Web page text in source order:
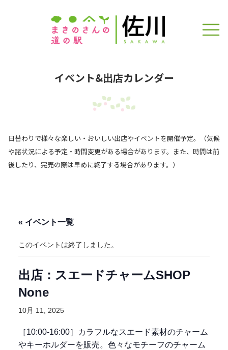
イベント&出店カレンダー
日替わりで様々な楽しい・おいしい出店やイベントを開催予定。（気候
や諸状況による予定・時間変更がある場合があります。また、時間は前
後したり、完売の際は早めに終了する場合があります。）
« イベント一覧
このイベントは終了しました。
出店：スエードチャームSHOP
None
10月 11, 2025
［10:00-16:00］カラフルなスエード素材のチャーム
やキーホルダーを販売。色々なモチーフのチャーム